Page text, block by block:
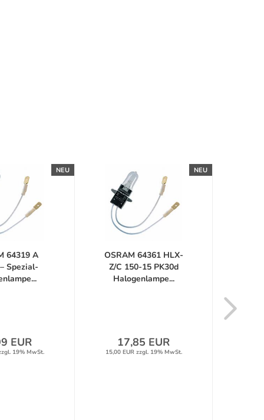
NEU
64319 A
Spezial-
EUR
19% MwSt.
NEU
OSRAM 64361 HLX-
Z/C 150-15 PK30d
Halogenlampe...
17,85 EUR
15,00 EUR zzgl. 19% MwSt.